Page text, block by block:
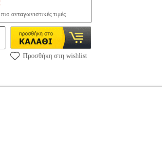
ανταγωνιστικές τιμές
Προσθήκη στη wishlist